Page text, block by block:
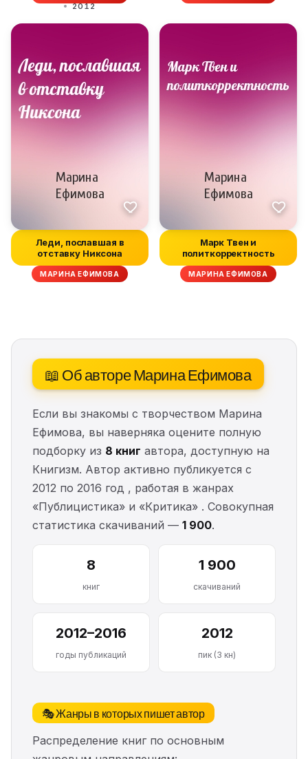
2012
Леди, пославшая в
отставку Никсона
МАРИНА ЕФИМОВА
Марк Твен и
политкорректность
МАРИНА ЕФИМОВА
📖 Об авторе Марина Ефимова
Если вы знакомы с творчеством Марина
Ефимова, вы наверняка оцените полную
подборку из 8 книг автора, доступную на
Книгизм. Автор активно публикуется с
2012 по 2016 год , работая в жанрах
«Публицистика» и «Критика» . Совокупная
статистика скачиваний — 1 900.
8
книг
1 900
скачиваний
2012–2016
годы публикаций
2012
пик (3 кн)
🎭 Жанры в которых пишет автор
Распределение книг по основным